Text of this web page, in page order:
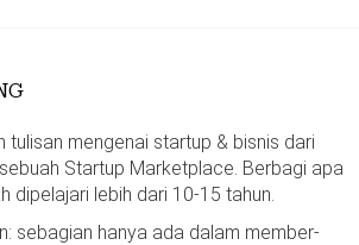
tulisan mengenai startup & bisnis dari
Startup Marketplace. Berbagi apa
dipelajari lebih dari 10-15 tahun.
sebagian hanya ada dalam member-